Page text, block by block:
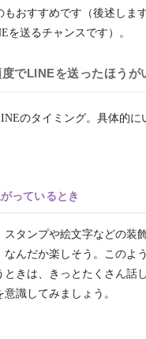
もおすすめです（後述しま
を送るチャンスです）。
でLINEを送ったほうが
のタイミング。具体的に
っているとき
スタンプや絵文字などの装
なんだか楽しそう。このよ
ときは、きっとたくさん話
識してみましょう。